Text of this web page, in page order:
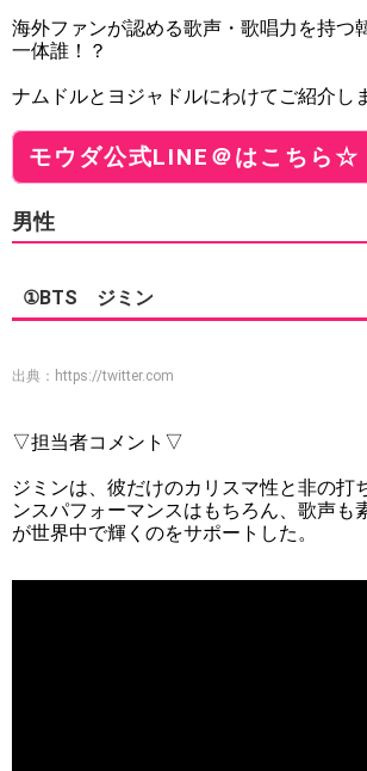
海外ファンが認める歌声・歌唱力を持つ
一体誰！？
ナムドルとヨジャドルにわけてご紹介し
モウダ公式LINE＠はこちら☆
男性
①BTS ジミン
出典： https://twitter.com
▽担当者コメント▽
ジミンは、彼だけのカリスマ性と非の打
ンスパフォーマンスはもちろん、歌声も
が世界中で輝くのをサポートした。